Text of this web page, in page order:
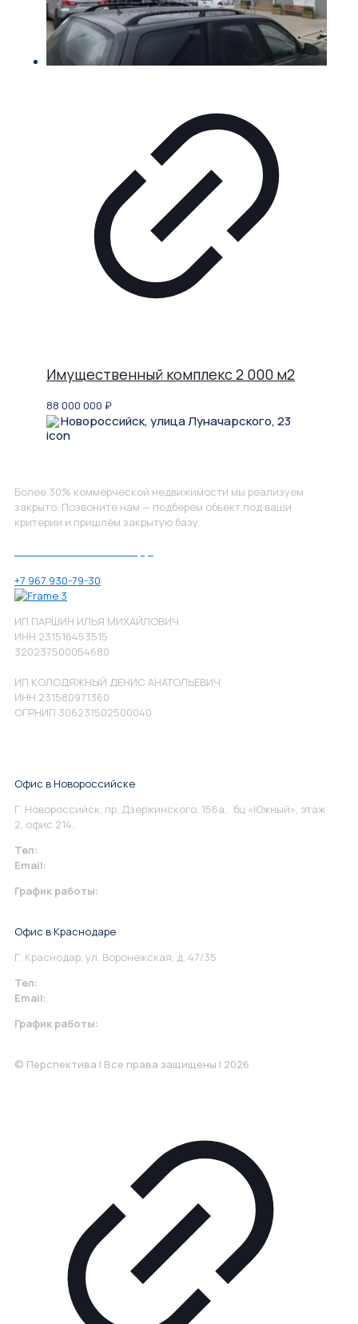
Имущественный комплекс 2 000 м2
88 000 000 ₽
Новороссийск, улица Луначарского, 23
Более 30% коммерческой недвижимости мы реализуем
закрыто. Позвоните нам — подберём объект под ваши
критерии и пришлём закрытую базу.
+7 967 930-79-30
ИП ПАРШИН ИЛЬЯ МИХАЙЛОВИЧ
ИНН 231516453515
320237500054680
ИП КОЛОДЯЖНЫЙ ДЕНИС АНАТОЛЬЕВИЧ
ИНН 231580971360
ОГРНИП 306231502500040
Офис в Новороссийске
Г. Новороссийск, пр. Дзержинского, 156а, бц «Южный», этаж
2, офис 214.
Тел:
Email:
График работы:
Офис в Краснодаре
Г. Краснодар, ул. Воронежская, д. 47/35
Тел:
Email:
График работы:
© Перспектива | Все права защищены | 2026